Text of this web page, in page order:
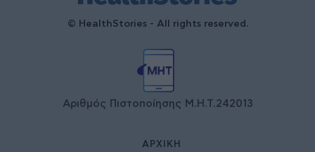
© HealthStories - All rights reserved.
Αριθμός Πιστοποίησης Μ.Η.Τ.242013
ΑΡΧΙΚΉ